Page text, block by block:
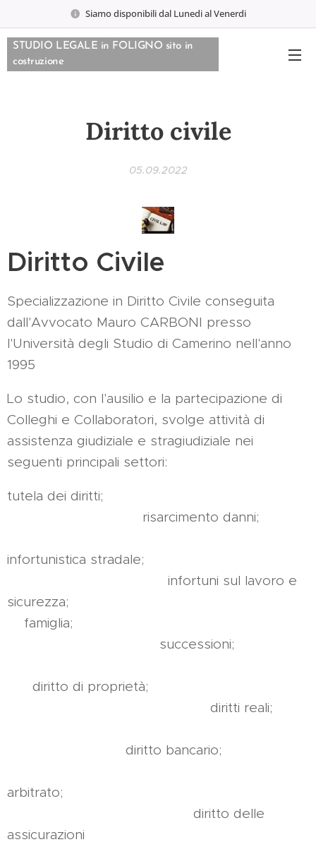
Siamo disponibili dal Lunedi al Venerdi
STUDIO LEGALE in FOLIGNO sito in
costruzione
Diritto civile
05.09.2022
​Diritto Civile
Specializzazione in Diritto Civile conseguita
dall'Avvocato Mauro CARBONI presso
l'Università degli Studio di Camerino nell'anno
1995
Lo studio, con l'ausilio e la partecipazione di
Colleghi e Collaboratori, svolge attività di
assistenza giudiziale e stragiudiziale nei
seguenti principali settori:
tutela dei diritti;
risarcimento danni;
infortunistica stradale;
infortuni sul lavoro e
sicurezza;
famiglia;
successioni;
diritto di proprietà;
diritti reali;
diritto bancario;
arbitrato;
diritto delle
assicurazioni